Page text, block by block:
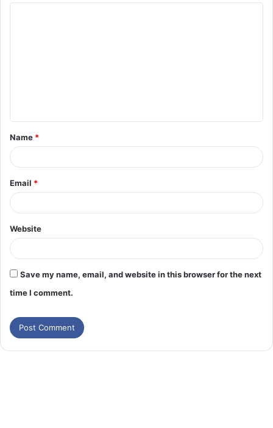
Name *
Email *
Website
Save my name, email, and website in this browser for the next
time I comment.